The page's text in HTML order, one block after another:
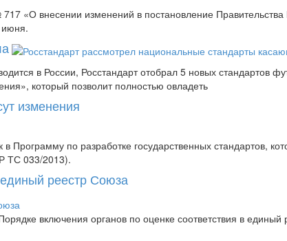
«О внесении изменений в постановление
в России, Росстандарт отобрал 5 новых стандартов
который позволит полностью овладеть
изменения
по разработке государственных стандартов,
ТС 033/2013).
реестр Союза
включения органов по оценке соответствия в единый